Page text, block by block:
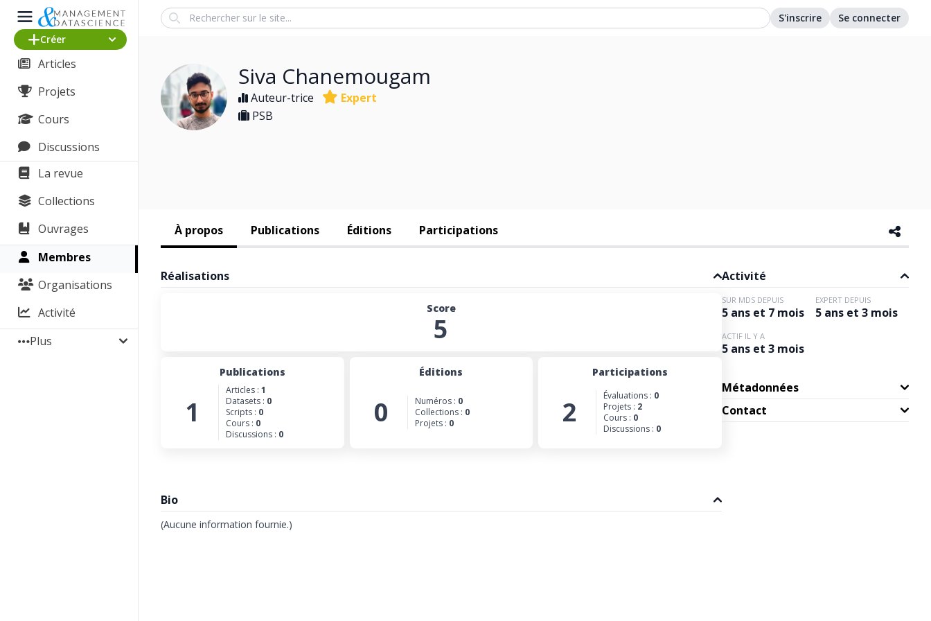
Créer
Articles
Projets
Cours
Discussions
La revue
Collections
Ouvrages
Membres
Organisations
Activité
Plus
Search S'inscrire Se connecter
Siva Chanemougam
Auteur-trice
Expert
PSB
À propos Publications Éditions Participations
Réalisations
Score
5
Publications
1
Articles : 1
Datasets : 0
Scripts : 0
Cours : 0
Discussions : 0
Éditions
0 Numéros : 0
Collections : 0
Projets : 0
Participations
2 Évaluations : 0
Projets : 2
Cours : 0
Discussions : 0
Bio
(Aucune information fournie.)
Activité
SUR MDS DEPUIS
5 ans et 7 mois
EXPERT DEPUIS
5 ans et 3 mois
ACTIF IL Y A
5 ans et 3 mois
Métadonnées
Contact